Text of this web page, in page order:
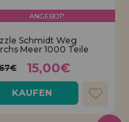
ANGEBOT!
Schmidt Weg
Meer 1000 Teile
15,00€
KAUFEN